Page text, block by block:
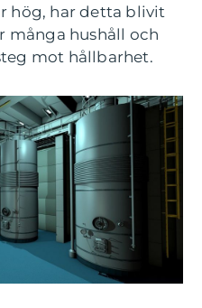
hög, har detta blivit
många hushåll och
mot hållbarhet.